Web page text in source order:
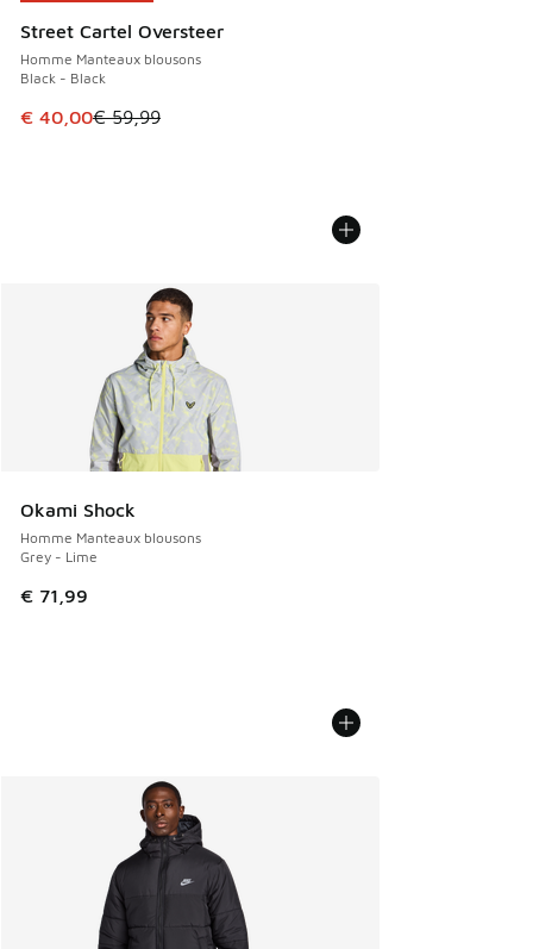
Street Cartel Oversteer
Homme Manteaux blousons
Black - Black
Cet article est en promotion. Prix en baisse de € 59,99 à
€ 40,00€ 59,99
Okami Shock
Homme Manteaux blousons
Grey - Lime
€ 71,99